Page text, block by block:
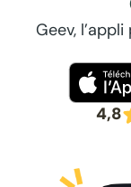
Geev,
4,8